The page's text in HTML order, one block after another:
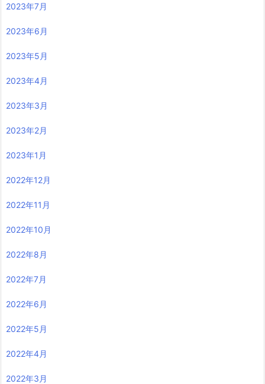
2023年7月
2023年6月
2023年5月
2023年4月
2023年3月
2023年2月
2023年1月
2022年12月
2022年11月
2022年10月
2022年8月
2022年7月
2022年6月
2022年5月
2022年4月
2022年3月